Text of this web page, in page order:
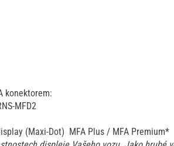
konektorem:
MFD2
(Maxi-Dot) MFA Plus / MFA Premium*